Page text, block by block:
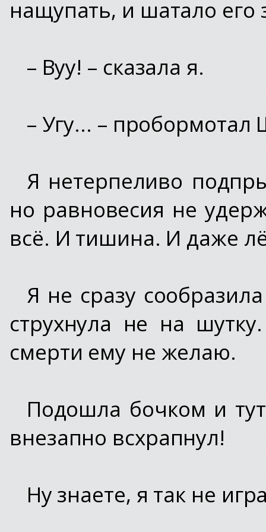
нащупать, и шатало его
– Вуу! – сказала я.
– Угу... –
Я нетерпеливо
но равновесия не
всё. И тишина. И даже
Я не сразу
струхнула не на
смерти ему не желаю.
Подошла бочком и
внезапно всхрапнул!
Ну знаете, я так не